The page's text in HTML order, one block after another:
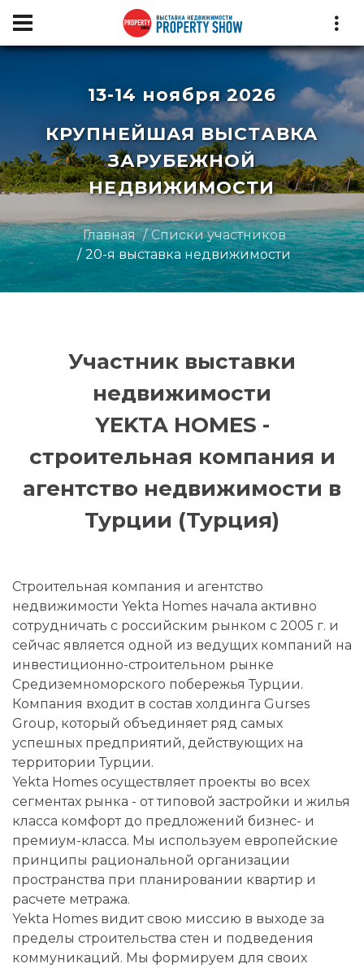
13-14 ноября 2026
КРУПНЕЙШАЯ ВЫСТАВКА
ЗАРУБЕЖНОЙ
НЕДВИЖИМОСТИ
Главная
Списки участников
20-я выставка недвижимости
Участник выставки
недвижимости
YEKTA HOMES -
строительная компания и
агентство недвижимости в
Турции (Турция)
Строительная компания и агентство
недвижимости Yekta Homes начала активно
сотрудничать с российским рынком с 2005 г. и
сейчас является одной из ведущих компаний на
инвестиционно-строительном рынке
Средиземноморского побережья Турции.
Компания входит в состав холдинга Gurses
Group, который объединяет ряд самых
успешных предприятий, действующих на
территории Турции.
Yekta Homes осуществляет проекты во всех
сегментах рынка - от типовой застройки и жилья
класса комфорт до предложений бизнес- и
премиум-класса. Мы используем европейские
принципы рациональной организации
пространства при планировании квартир и
расчете метража.
Yekta Homes видит свою миссию в выходе за
пределы строительства стен и подведения
коммуникаций. Мы формируем для своих